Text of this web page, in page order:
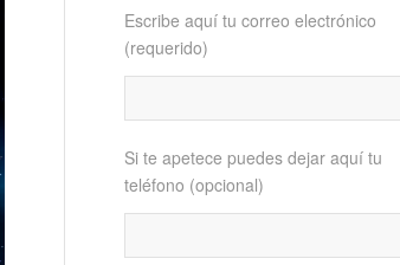
Escribe aquí tu correo electrónico
(requerido)
Si te apetece puedes dejar aquí tu
teléfono (opcional)